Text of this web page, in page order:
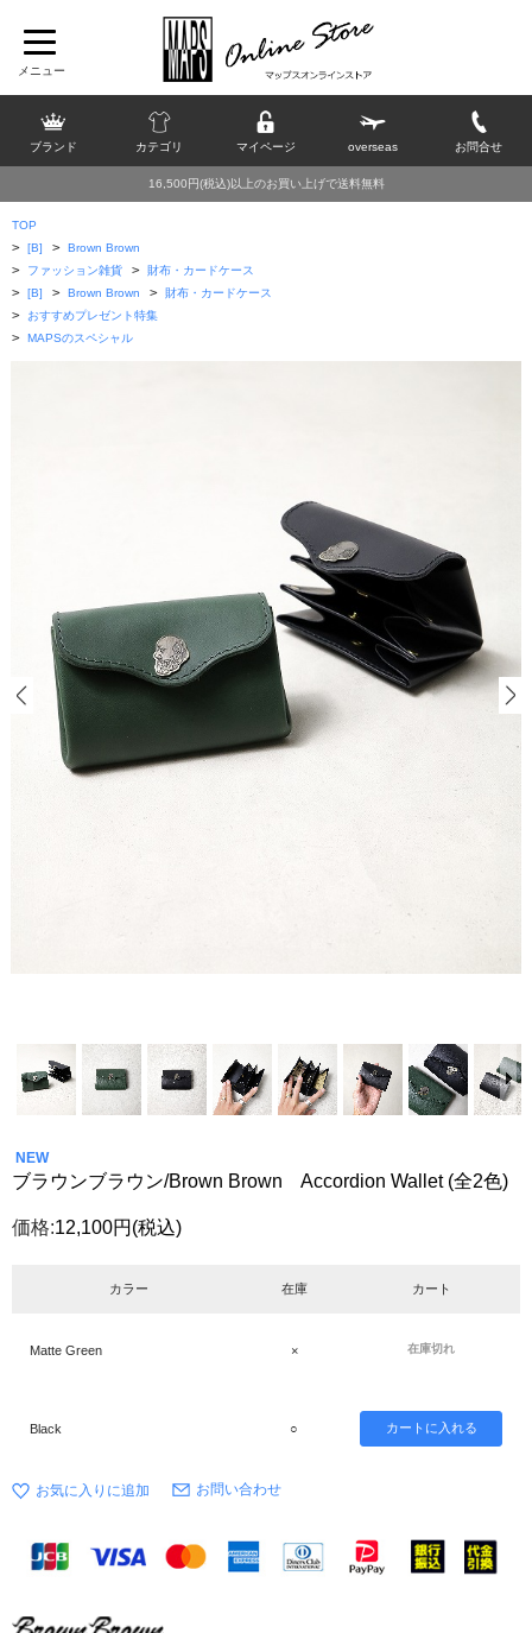
ブランド カテゴリ マイページ overseas お問合せ
16,500円(税込)以上のお買い上げで送料無料
TOP
> [B] > Brown Brown
> ファッション雑貨 > 財布・カードケース
> [B] > Brown Brown > 財布・カードケース
> おすすめプレゼント特集
> MAPSのスペシャル
NEW
ブラウンブラウン/Brown Brown Accordion Wallet (全2色)
価格:12,100円 (税込)
カラー 在庫 カート
Matte Green × 在庫切れ
Black ○
お問い合わせ